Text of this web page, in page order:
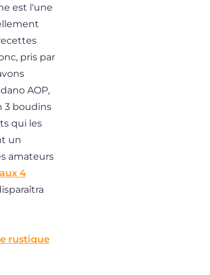
est l'une
pris par
AOP,
3 boudins
qui les
un
amateurs
4
rustique